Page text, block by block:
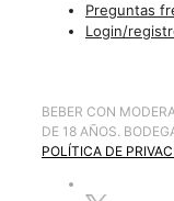
Preguntas
Login/
BEBER CON
DE 18 AÑOS.
POLÍTICA DE